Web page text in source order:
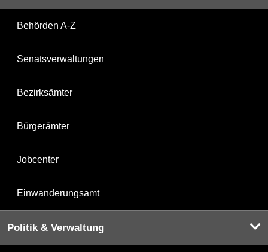
Behörden A-Z
Senatsverwaltungen
Bezirksämter
Bürgerämter
Jobcenter
Einwanderungsamt
Politik & Verwaltung